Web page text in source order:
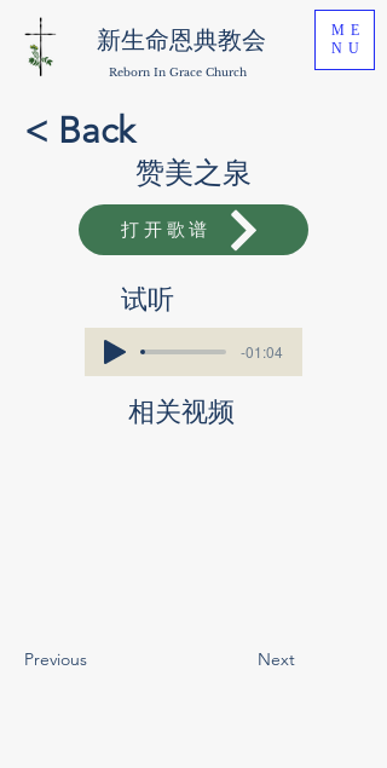
新生命恩典教会
Reborn In Grace Church
ME
NU
< Back
赞美之泉
打开歌谱
​试听
-01:04
相关视频
Previous Next